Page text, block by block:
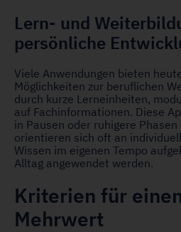
Lern- und
persönliche
Viele Anwendungen bieten
Möglichkeiten zur beruflichen
durch kurze Lerneinheiten,
auf Fachinformationen. Diese
in Pausen oder ruhigere Phasen
orientieren sich oft an
Wissen im eigenen Tempo
Alltag angewendet werden.
Kriterien für
Mehrwert